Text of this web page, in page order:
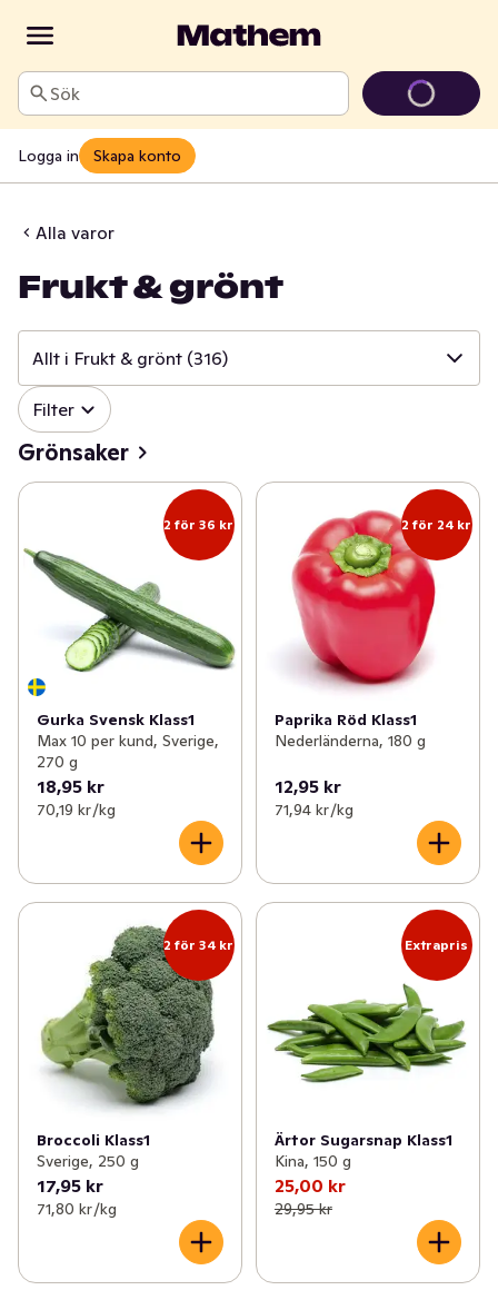
Sök
Logga in Skapa konto
Alla varor
Frukt & grönt
Allt i Frukt & grönt (316)
✓ Allt i Frukt & grönt
✓ Grönsaker (118)
✓ Potatis & lök (50)
Kålväxter (25)
Bär (12)
✓
✓ Frukt- och grönsakslådor
✓ Färska örter
Filter
Grönsaker
2 för 36 kr
Gurka Svensk Klass1
Max 10 per kund, Sverige,
270 g
18,95 kr
70,19 kr /kg
2 för 24 kr
Paprika Röd Klass1
Nederländerna, 180 g
12,95 kr
71,94 kr /kg
2 för 34 kr
Broccoli Klass1
Sverige, 250 g
17,95 kr
71,80 kr /kg
Extrapris
Ärtor Sugarsnap Klass1
Kina, 150 g
25,00 kr
29,95 kr